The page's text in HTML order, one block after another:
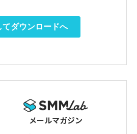
メールマガジン